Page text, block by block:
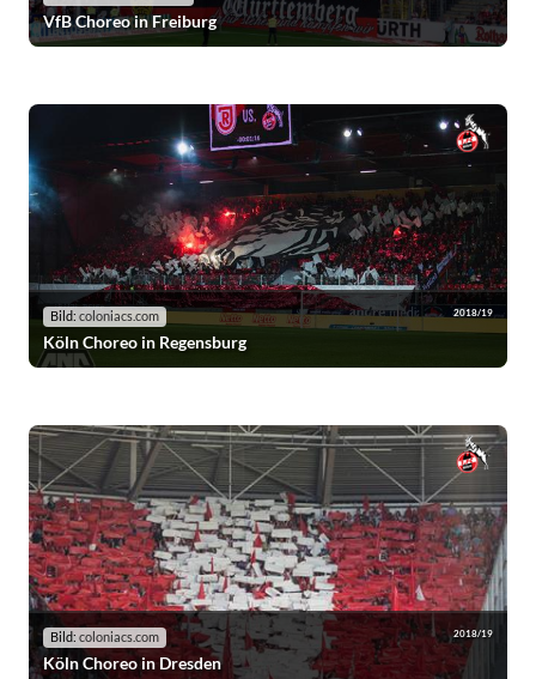
VfB Choreo in Freiburg
Bild: coloniacs.com 2018/19
Köln Choreo in Regensburg
Bild: coloniacs.com 2018/19
Köln Choreo in Dresden